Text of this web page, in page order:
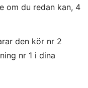
om du redan kan, 4
den kör nr 2
nr 1 i dina